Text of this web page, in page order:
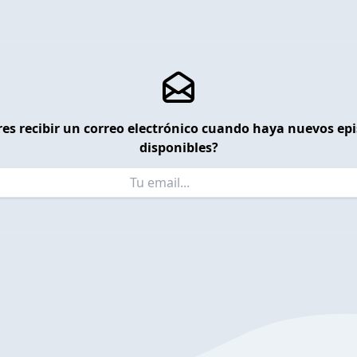
recibir un correo electrónico cuando haya nuevos
disponibles?